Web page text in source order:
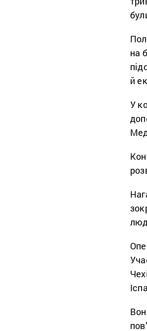
на
й
У